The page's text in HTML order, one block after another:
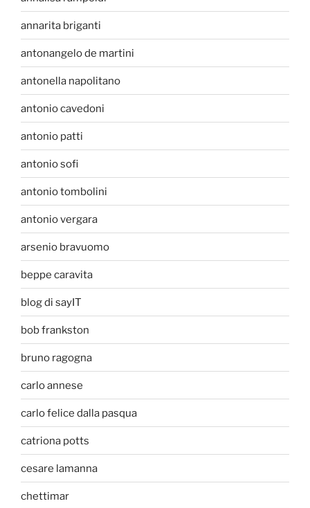
annarita briganti
antonangelo de martini
antonella napolitano
antonio cavedoni
antonio patti
antonio sofi
antonio tombolini
antonio vergara
arsenio bravuomo
beppe caravita
blog di sayIT
bob frankston
bruno ragogna
carlo annese
carlo felice dalla pasqua
catriona potts
cesare lamanna
chettimar